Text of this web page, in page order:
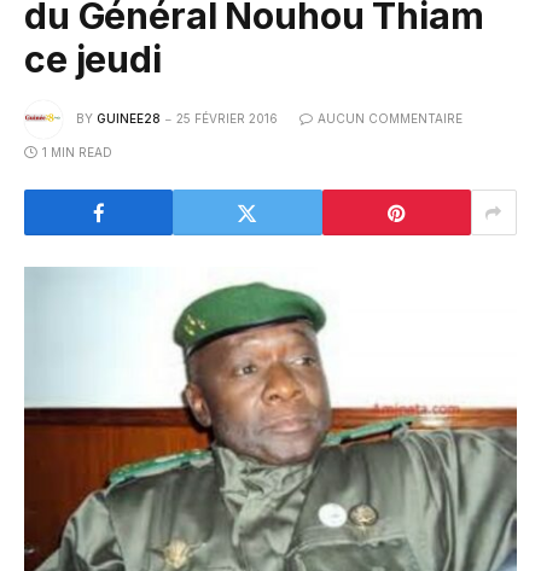
du Général Nouhou Thiam
ce jeudi
BY GUINEE28 25 FÉVRIER 2016 AUCUN COMMENTAIRE
1 MIN READ